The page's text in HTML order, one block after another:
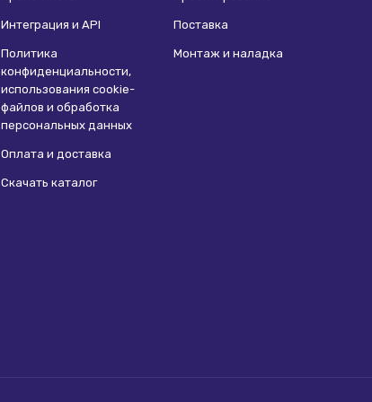
Интеграция и API
Политика
конфиденциальности,
использования сookie-
файлов и обработка
персональных данных
Оплата и доставка
Скачать каталог
Поставка
Монтаж и наладка